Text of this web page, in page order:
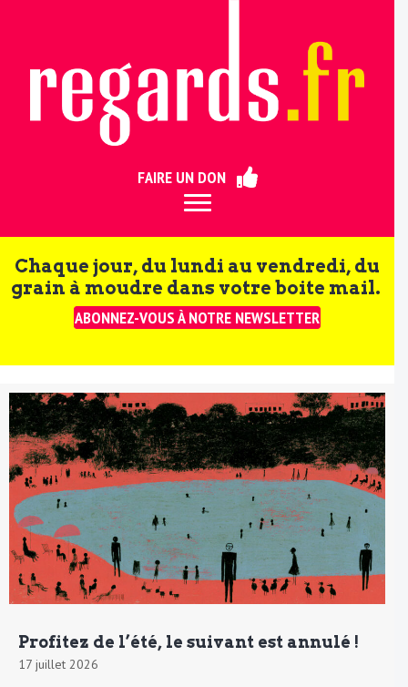
FAIRE UN DON
Chaque jour, du lundi au vendredi, du
grain à moudre dans votre boite mail.
ABONNEZ-VOUS À NOTRE NEWSLETTER
Profitez de l’été, le suivant est annulé !
17 juillet 2026